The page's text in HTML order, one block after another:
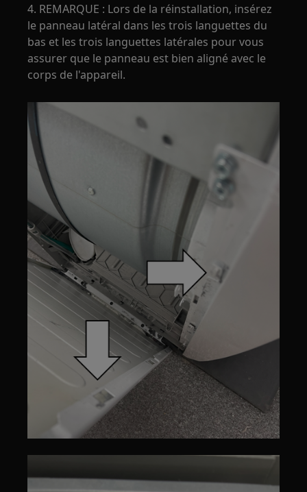
4. REMARQUE : Lors de la réinstallation, insérez
le panneau latéral dans les trois languettes du
bas et les trois languettes latérales pour vous
assurer que le panneau est bien aligné avec le
corps de l'appareil.